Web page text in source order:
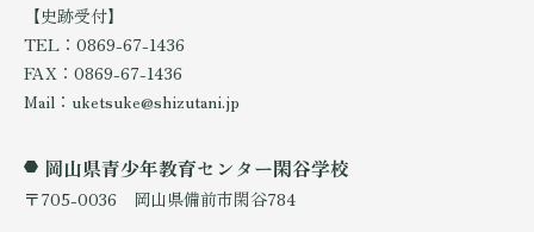
【史跡受付】
TEL：0869-67-1436
FAX：0869-67-1436
Mail：uketsuke@shizutani.jp
岡山県青少年教育センター閑谷学校
〒705-0036 岡山県備前市閑谷784